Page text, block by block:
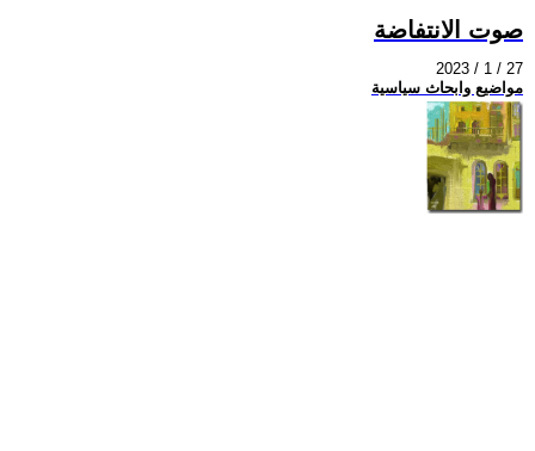
صوت الانتفاضة
2023 / 1 / 27
مواضيع وابحاث سياسية